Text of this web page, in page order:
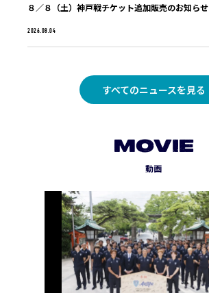
2026.08.04
８／８（土）神戸戦チケット追加販売のお知らせ
すべてのニュースを見る
MOVIE
動画